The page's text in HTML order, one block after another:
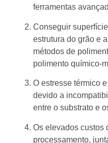
ferramentas
Conseguir
estrutura do grão e
métodos de
polimento químico-
O estresse térmico
devido a
entre o substrato e
Os elevados custos
processamento,